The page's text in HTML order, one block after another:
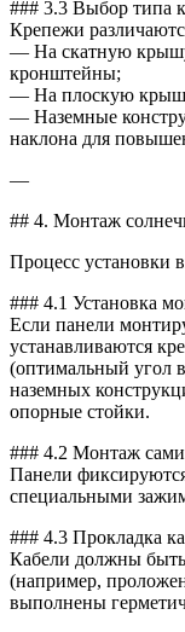
### 3.3 Выбор типа
Крепежи
— На скатную
кронштейны;
— На плоскую
— Наземные
наклона для
—
## 4. Монтаж
Процесс установки
### 4.1 Установка
Если панели
устанавливаются
(оптимальный угол
наземных
опорные стойки.
### 4.2 Монтаж
Панели
специальными
### 4.3 Прокладка
Кабели должны
(например,
выполнены